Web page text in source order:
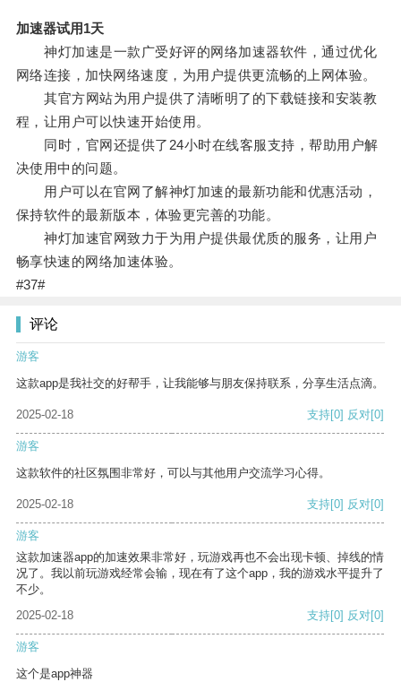
加速器试用1天
神灯加速是一款广受好评的网络加速器软件，通过优化
网络连接，加快网络速度，为用户提供更流畅的上网体验。
其官方网站为用户提供了清晰明了的下载链接和安装教
程，让用户可以快速开始使用。
同时，官网还提供了24小时在线客服支持，帮助用户解
决使用中的问题。
用户可以在官网了解神灯加速的最新功能和优惠活动，
保持软件的最新版本，体验更完善的功能。
神灯加速官网致力于为用户提供最优质的服务，让用户
畅享快速的网络加速体验。
#37#
评论
游客
这款app是我社交的好帮手，让我能够与朋友保持联系，分享生活点滴。
2025-02-18 支持[0] 反对[0]
游客
这款软件的社区氛围非常好，可以与其他用户交流学习心得。
2025-02-18 支持[0] 反对[0]
游客
这款加速器app的加速效果非常好，玩游戏再也不会出现卡顿、掉线的情
况了。我以前玩游戏经常会输，现在有了这个app，我的游戏水平提升了
不少。
2025-02-18
支持[0] 反对[0]
游客
这个是app神器